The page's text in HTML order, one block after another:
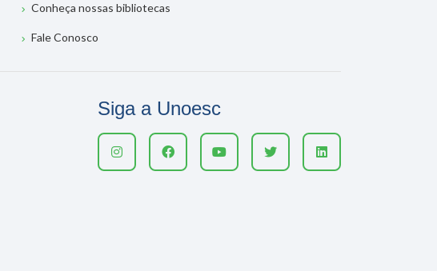
Conheça nossas bibliotecas
Fale Conosco
Siga a Unoesc